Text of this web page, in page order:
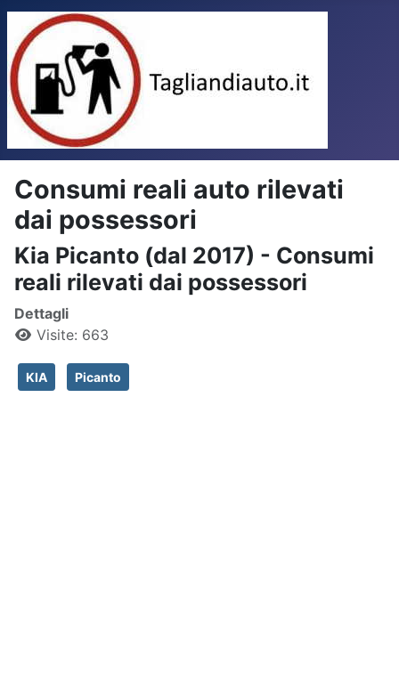
Consumi reali auto rilevati
dai possessori
Kia Picanto (dal 2017) - Consumi
reali rilevati dai possessori
Dettagli
Visite: 663
KIA Picanto